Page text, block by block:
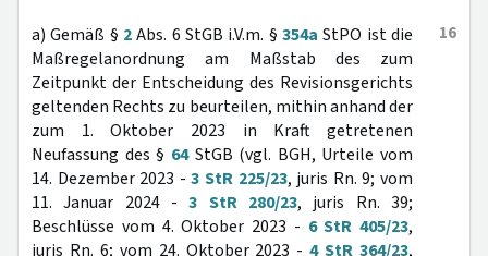
16
a) Gemäß § 2Abs. 6 StGB i.V.m. § 354a StPO ist die
Maßregelanordnung am Maßstab des zum
Zeitpunkt der Entscheidung des Revisionsgerichts
geltenden Rechts zu beurteilen, mithin anhand der
zum 1. Oktober 2023 in Kraft getretenen
Neufassung des § 64StGB (vgl. BGH, Urteile vom
14. Dezember 2023 -3 StR 225/23, juris Rn. 9; vom
11. Januar 2024 -3 StR 280/23, juris Rn. 39;
Beschlüsse vom 4. Oktober 2023 - 6 StR 405/23,
juris Rn. 6; vom 24. Oktober 2023 -4 StR 364/23,